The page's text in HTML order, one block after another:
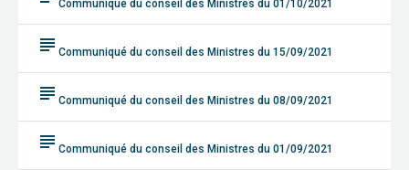
Communiqué du conseil des Ministres du 01/10/2021
subject Communiqué du conseil des Ministres du 15/09/2021
subject Communiqué du conseil des Ministres du 08/09/2021
subject Communiqué du conseil des Ministres du 01/09/2021